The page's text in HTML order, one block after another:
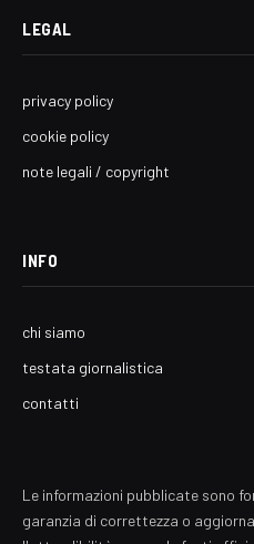
LEGAL
privacy policy
cookie policy
note legali / copyright
INFO
chi siamo
testata giornalistica
contatti
Le informazioni pubblicate sono
garanzia di correttezza o